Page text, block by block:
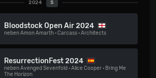
2024 5
Bloodstock Open Air 2024
nebenAmon Amarth·Carcass·Architects
ResurrectionFest 2024
nebenAvenged Sevenfold ·Alice Cooper· Bring Me
The Horizon